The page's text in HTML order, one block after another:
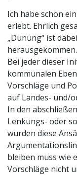
Ich habe schon
erlebt. Ehrlich
„Dünung“ ist
herausgekommen.
Bei jeder dieser
kommunalen
Vorschläge und
auf Landes- und/
In den
Lenkungs- oder
wurden diese
bleiben muss wie
Vorschläge nicht